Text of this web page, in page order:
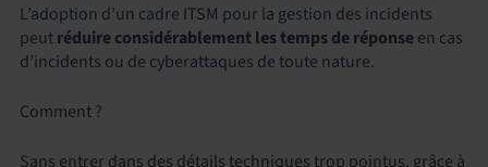
L’adoption d’un cadre ITSM pour la gestion des incidents
peutréduire considérablement les temps de réponseen cas
d’incidents ou de cyberattaques de toute nature.
Comment ?
Sans entrer dans des détails techniques trop pointus, grâce à